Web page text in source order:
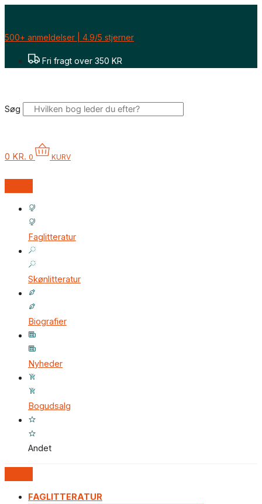
Gå
indholdet
500+ anmeldelser | 4.9/5 stjerner
Fri fragt over 350 KR
Søg
0 KR. 0 KURV
Faglitteratur
Skønlitteratur
Biografier
Nyheder
Bogudsalg
Andet
FAGLITTERATUR